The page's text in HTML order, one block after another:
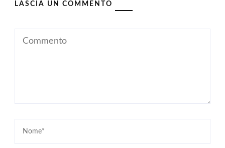
LASCIA UN COMMENTO